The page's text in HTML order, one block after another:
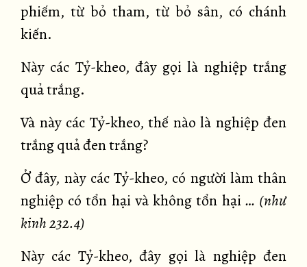
phiếm, từ bỏ tham, từ bỏ sân, có chánh
kiến.
Này các Tỷ-kheo, đây gọi là nghiệp trắng
quả trắng.
Và này các Tỷ-kheo, thế nào là nghiệp đen
trắng quả đen trắng?
Ở đây, này các Tỷ-kheo, có người làm thân
nghiệp có tổn hại và không tổn hại … (như
kinh 232.4)
Này các Tỷ-kheo, đây gọi là nghiệp đen